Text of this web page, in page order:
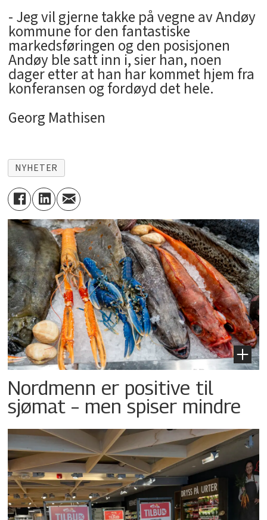
- Jeg vil gjerne takke på vegne av Andøy
kommune for den fantastiske
markedsføringen og den posisjonen
Andøy ble satt inn i, sier han, noen
dager etter at han har kommet hjem fra
konferansen og fordøyd det hele.
Georg Mathisen
NYHETER
Nordmenn er positive til
sjømat – men spiser mindre